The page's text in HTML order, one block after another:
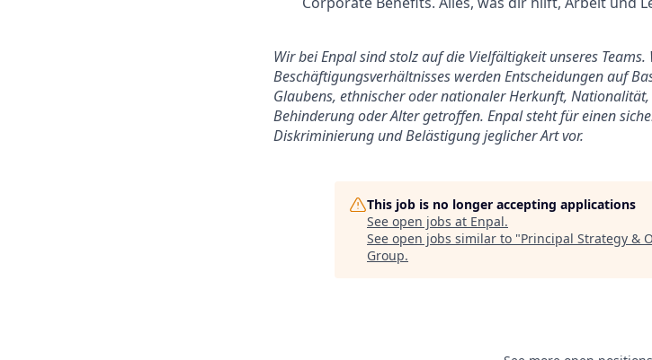
Wir bei Enpal sind stolz auf die Vielfältigkeit unseres
Beschäftigungsverhältnisses werden Entscheidungen auf
Glaubens, ethnischer oder nationaler Herkunft,
Behinderung oder Alter getroffen. Enpal steht für einen
Diskriminierung und Belästigung jeglicher Art vor.
This job is no longer accepting applications
See open jobs at Enpal.
See open jobs similar to "Principal Strategy &
Group.